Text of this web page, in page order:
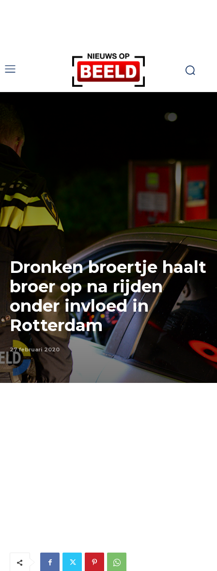
Dronken broertje haalt
broer op na rijden
onder invloed in
Rotterdam
27 februari 2020